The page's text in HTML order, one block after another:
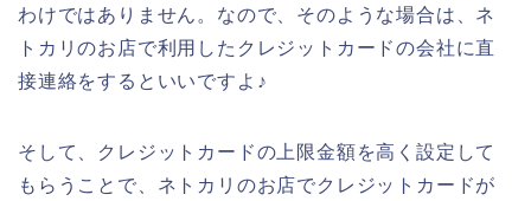
わけではありません。なので、そのような場合は、ネ
トカリのお店で利用したクレジットカードの会社に直
接連絡をするといいですよ♪
そして、クレジットカードの上限金額を高く設定して
もらうことで、ネトカリのお店でクレジットカードが